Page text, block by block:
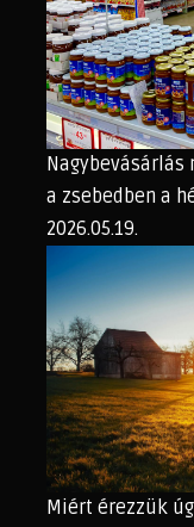
Nagybevásárlás
a zsebedben a
2026.05.19.
Miért érezzük